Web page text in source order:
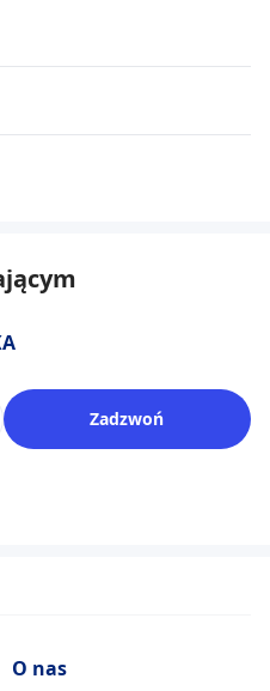
Zadzwoń
O nas